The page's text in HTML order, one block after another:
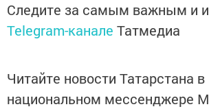
Следите за самым важным и
Telegram-канале Татмедиа
Читайте новости Татарстана в
национальном мессенджере